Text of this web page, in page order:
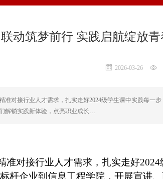
动筑梦前行 实践启航绽放
2026-03-26
准对接行业人才需求，扎实走好2024级学生课中实践每一
解锁实践新体验，点亮职业成长…
准对接行业人才需求，扎实走好2024
杆企业到信息工程学院，开展宣讲